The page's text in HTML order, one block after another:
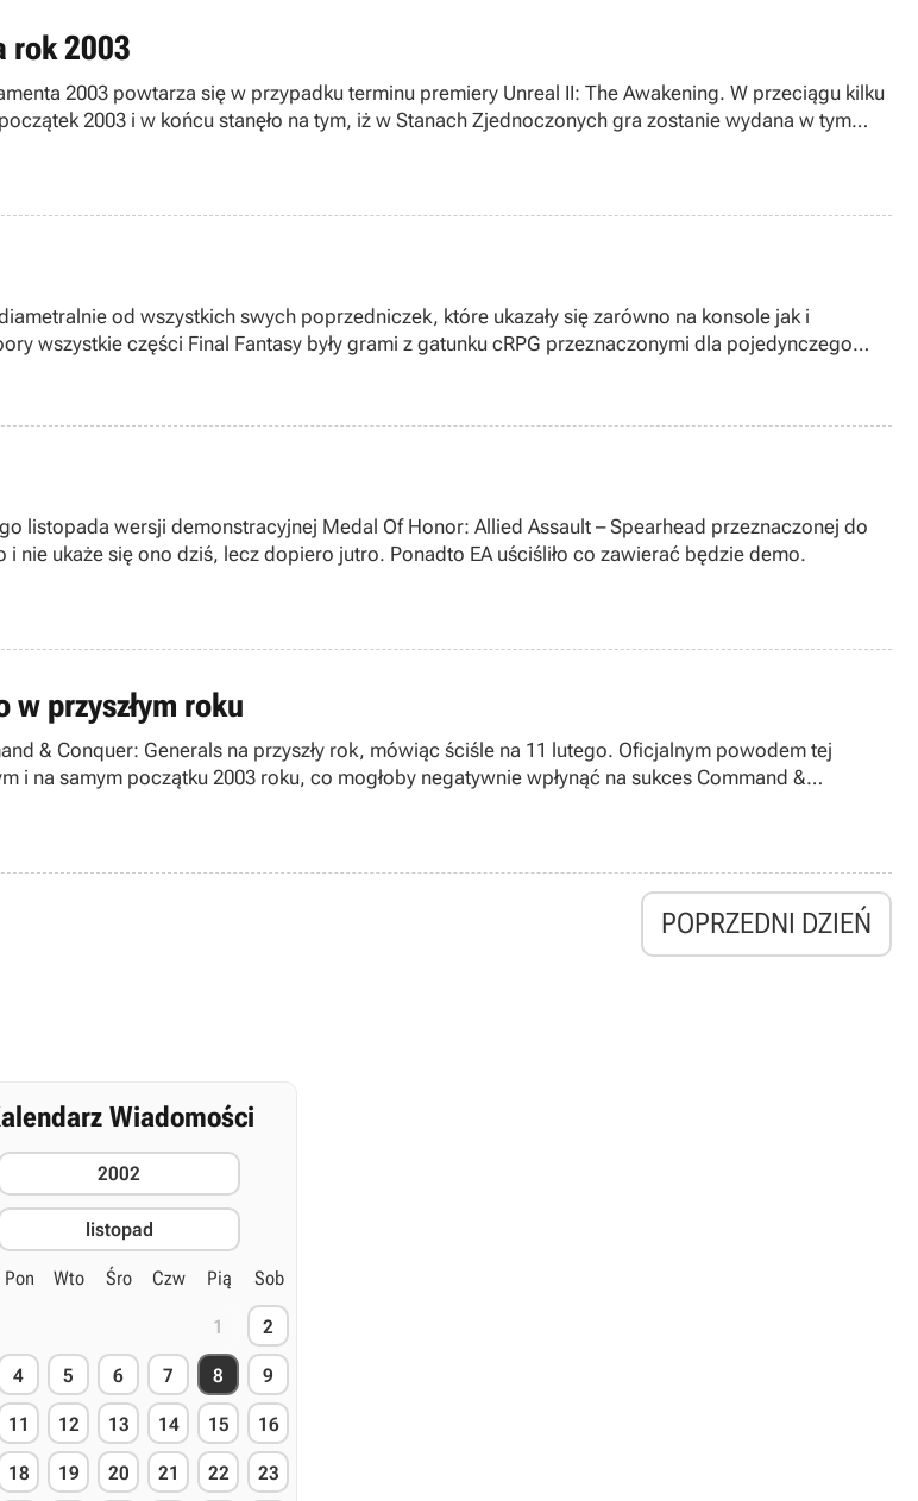
rok 2003
2003 powtarza się w przypadku terminu premiery Unreal II: The Awakening. W przeciągu kilku
2003 i w końcu stanęło na tym, iż w Stanach Zjednoczonych gra zostanie wydana w tym
to duża pomyłka. Na spotkaniu prasowym, firma Legend Entertainment podała oficjalną
dopiero w styczniu przyszłego roku.
od wszystkich swych poprzedniczek, które ukazały się zarówno na konsole jak i
wszystkie części Final Fantasy były grami z gatunku cRPG przeznaczonymi dla pojedynczego
do takich sławnych gier jak: EverQuest, Anarchy Online, Asheron’s Call czy Dark Age of
listopada wersji demonstracyjnej Medal Of Honor: Allied Assault – Spearhead przeznaczonej do
ukaże się ono dziś, lecz dopiero jutro. Ponadto EA uściśliło co zawierać będzie demo.
przyszłym roku
& Conquer: Generals na przyszły rok, mówiąc ściśle na 11 lutego. Oficjalnym powodem tej
i na samym początku 2003 roku, co mogłoby negatywnie wpłynąć na sukces Command &
POPRZEDNI DZIEŃ
Wiadomości
2002
listopad
Pon Wto Śro Czw Pią Sob
1 2
4 5 6 7 8 9
11 12 13 14 15 16
18 19 20 21 22 23